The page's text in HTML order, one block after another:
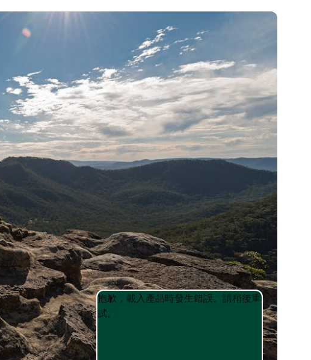
Product
List
Product
List
抱歉，載入產品時發生錯誤。請稍後重
試。